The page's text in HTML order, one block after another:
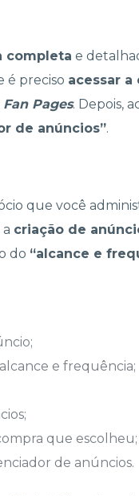
completa e
é preciso acessar a
Fan Pages. Depois,
de anúncios”.
que você
criação de
do “alcance e
e frequência;
que escolheu;
de anúncios.